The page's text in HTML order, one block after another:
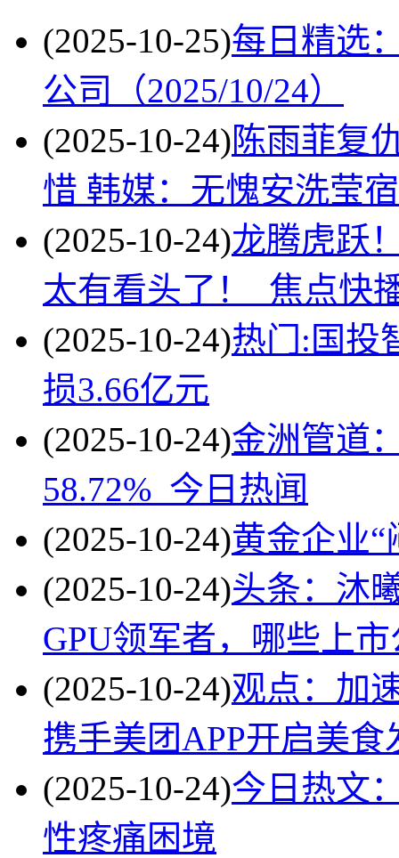
(2025-10-25)每日精选
公司（2025/10/24）
(2025-10-24)陈雨菲复
惜 韩媒：无愧安洗莹
(2025-10-24)龙腾虎跃
太有看头了！_焦点快
(2025-10-24)热门:国投
损3.66亿元
(2025-10-24)金洲管道
58.72%_今日热闻
(2025-10-24)黄金企业“
(2025-10-24)头条：沐
GPU领军者，哪些上
(2025-10-24)观点：加
携手美团APP开启美食
(2025-10-24)今日热文
性疼痛困境